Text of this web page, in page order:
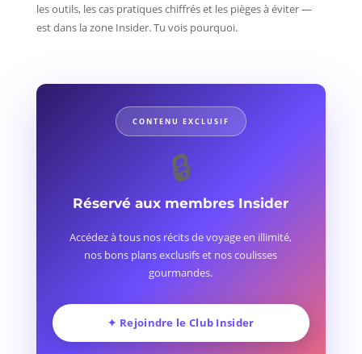
les outils, les cas pratiques chiffrés et les pièges à éviter —
est dans la zone Insider. Tu vois pourquoi.
CONTENU EXCLUSIF
🔒
Réservé aux membres Insider
Accédez à tous nos récits de voyage en illimité,
nos bons plans exclusifs et nos coulisses
gourmandes.
✦ Rejoindre le Club Insider